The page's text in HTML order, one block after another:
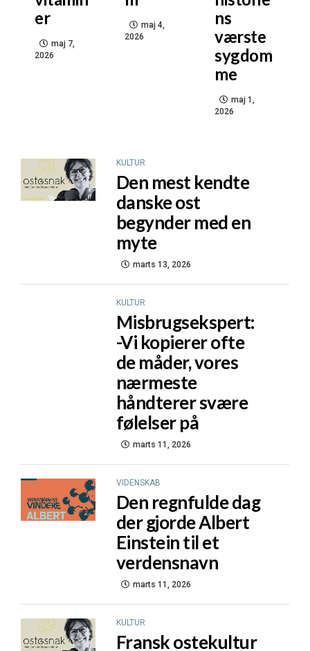
er
maj 7,
2026
maj 4,
2026
ns
værste
sygdom
me
maj 1,
2026
KULTUR
Den mest kendte
danske ost
begynder med en
myte
marts 13, 2026
KULTUR
Misbrugsekspert:
-Vi kopierer ofte
de måder, vores
nærmeste
håndterer svære
følelser på
marts 11, 2026
VIDENSKAB
Den regnfulde dag
der gjorde Albert
Einstein til et
verdensnavn
marts 11, 2026
KULTUR
Fransk ostekultur